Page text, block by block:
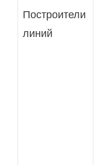
Построители
линий